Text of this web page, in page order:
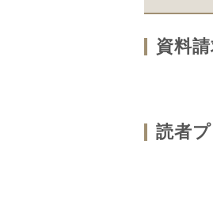
資料
読者